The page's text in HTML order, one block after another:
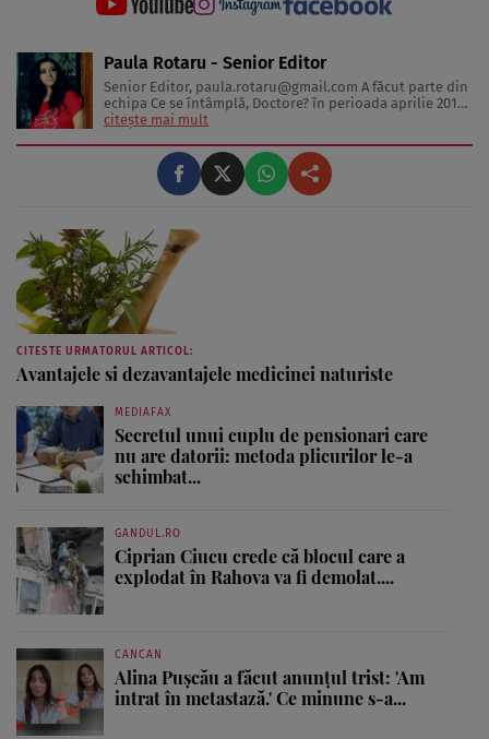
Paula Rotaru - Senior Editor
Senior Editor, paula.rotaru@gmail.com
echipa Ce se întâmplă, Doctore? în perioada aprilie 2013-
decembrie 2023. Articolele sale cuprind informații despre
și sănătatea emoțională. Colaborări: Viața ...
citește mai mult
CITESTE URMATORUL ARTICOL:
Avantajele si dezavantajele medicinei naturiste
MEDIAFAX
Secretul unui cuplu de pensionari care
nu are datorii: metoda plicurilor le-a
schimbat...
GANDUL.RO
Ciprian Ciucu crede că blocul care a
explodat în Rahova va fi demolat....
CANCAN
Alina Pușcău a făcut anunțul trist: 'Am
intrat în metastază.' Ce minune s-a...